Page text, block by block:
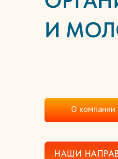
И
О компании
НАШИ